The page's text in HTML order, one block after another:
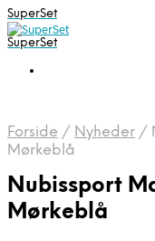
SuperSet
SuperSet
Forside / Nyheder /
Mørkeblå
Nubissport
Mørkeblå